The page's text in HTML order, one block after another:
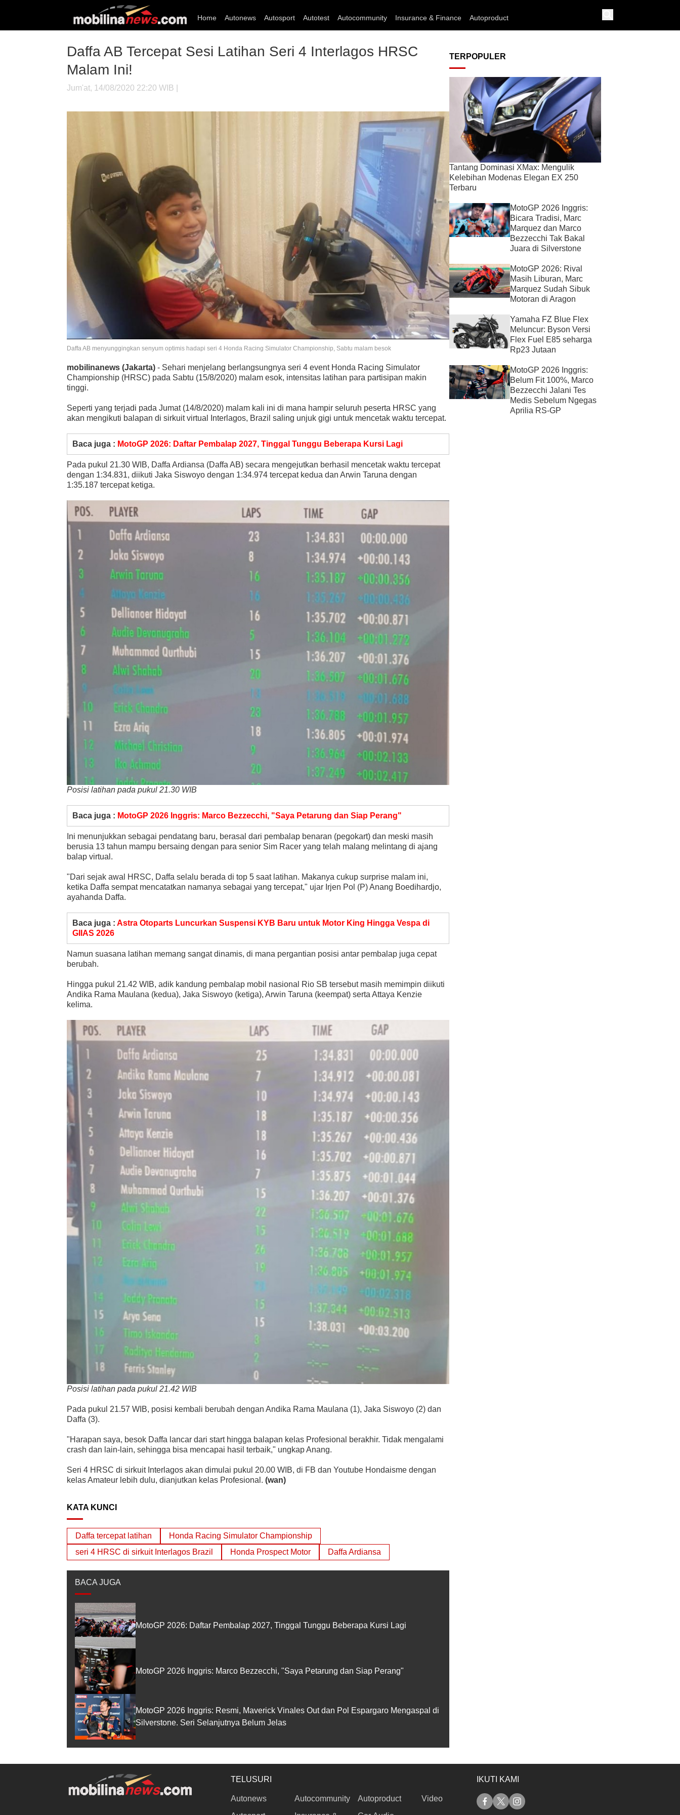
Home Autonews Autosport Autotest Autocommunity Insurance & Finance Autoproduct
Daffa AB Tercepat Sesi Latihan Seri 4 Interlagos HRSC
Malam Ini!
Jum'at, 14/08/2020 22:20 WIB |
Daffa AB menyunggingkan senyum optimis hadapi seri 4 Honda Racing Simulator Championship, Sabtu malam besok
mobilinanews (Jakarta) - Sehari menjelang berlangsungnya seri 4 event Honda Racing Simulator
Championship (HRSC) pada Sabtu (15/8/2020) malam esok, intensitas latihan para partisipan makin
tinggi.
Seperti yang terjadi pada Jumat (14/8/2020) malam kali ini di mana hampir seluruh peserta HRSC yang
akan mengikuti balapan di sirkuit virtual Interlagos, Brazil saling unjuk gigi untuk mencetak waktu tercepat.
Baca juga : MotoGP 2026: Daftar Pembalap 2027, Tinggal Tunggu Beberapa Kursi Lagi
Pada pukul 21.30 WIB, Daffa Ardiansa (Daffa AB) secara mengejutkan berhasil mencetak waktu tercepat
dengan 1:34.831, diikuti Jaka Siswoyo dengan 1:34.974 tercepat kedua dan Arwin Taruna dengan
1:35.187 tercepat ketiga.
Posisi latihan pada pukul 21.30 WIB
Baca juga : MotoGP 2026 Inggris: Marco Bezzecchi, "Saya Petarung dan Siap Perang"
Ini menunjukkan sebagai pendatang baru, berasal dari pembalap benaran (pegokart) dan meski masih
berusia 13 tahun mampu bersaing dengan para senior Sim Racer yang telah malang melintang di ajang
balap virtual.
"Dari sejak awal HRSC, Daffa selalu berada di top 5 saat latihan. Makanya cukup surprise malam ini,
ketika Daffa sempat mencatatkan namanya sebagai yang tercepat," ujar Irjen Pol (P) Anang Boedihardjo,
ayahanda Daffa.
Baca juga : Astra Otoparts Luncurkan Suspensi KYB Baru untuk Motor King Hingga Vespa di
GIIAS 2026
Namun suasana latihan memang sangat dinamis, di mana pergantian posisi antar pembalap juga cepat
berubah.
Hingga pukul 21.42 WIB, adik kandung pembalap mobil nasional Rio SB tersebut masih memimpin diikuti
Andika Rama Maulana (kedua), Jaka Siswoyo (ketiga), Arwin Taruna (keempat) serta Attaya Kenzie
kelima.
Posisi latihan pada pukul 21.42 WIB
Pada pukul 21.57 WIB, posisi kembali berubah dengan Andika Rama Maulana (1), Jaka Siswoyo (2) dan
Daffa (3).
"Harapan saya, besok Daffa lancar dari start hingga balapan kelas Profesional berakhir. Tidak mengalami
crash dan lain-lain, sehingga bisa mencapai hasil terbaik," ungkap Anang.
Seri 4 HRSC di sirkuit Interlagos akan dimulai pukul 20.00 WIB, di FB dan Youtube Hondaisme dengan
kelas Amateur lebih dulu, dianjutkan kelas Profesional. (wan)
KATA KUNCI
Daffa tercepat latihan
Honda Racing Simulator Championship
seri 4 HRSC di sirkuit Interlagos Brazil
Honda Prospect Motor Daffa Ardiansa
BACA JUGA
MotoGP 2026: Daftar Pembalap 2027, Tinggal Tunggu Beberapa Kursi Lagi
MotoGP 2026 Inggris: Marco Bezzecchi, "Saya Petarung dan Siap Perang"
MotoGP 2026 Inggris: Resmi, Maverick Vinales Out dan Pol Espargaro Mengaspal di
Silverstone. Seri Selanjutnya Belum Jelas
TERPOPULER
Tantang Dominasi XMax: Mengulik
Kelebihan Modenas Elegan EX 250
Terbaru
MotoGP 2026 Inggris:
Bicara Tradisi, Marc
Marquez dan Marco
Bezzecchi Tak Bakal
Juara di Silverstone
MotoGP 2026: Rival
Masih Liburan, Marc
Marquez Sudah Sibuk
Motoran di Aragon
Yamaha FZ Blue Flex
Meluncur: Byson Versi
Flex Fuel E85 seharga
Rp23 Jutaan
MotoGP 2026 Inggris:
Belum Fit 100%, Marco
Bezzecchi Jalani Tes
Medis Sebelum Ngegas
Aprilia RS-GP
TELUSURI
Autonews
Autocommunity
Autoproduct
Video
IKUTI KAMI